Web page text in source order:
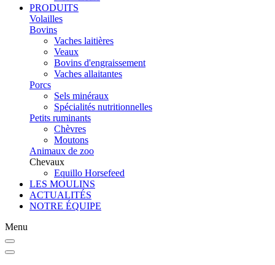
PRODUITS
Volailles
Bovins
Vaches laitières
Veaux
Bovins d'engraissement
Vaches allaitantes
Porcs
Sels minéraux
Spécialités nutritionnelles
Petits ruminants
Chèvres
Moutons
Animaux de zoo
Chevaux
Equillo Horsefeed
LES MOULINS
ACTUALITÉS
NOTRE ÉQUIPE
Menu